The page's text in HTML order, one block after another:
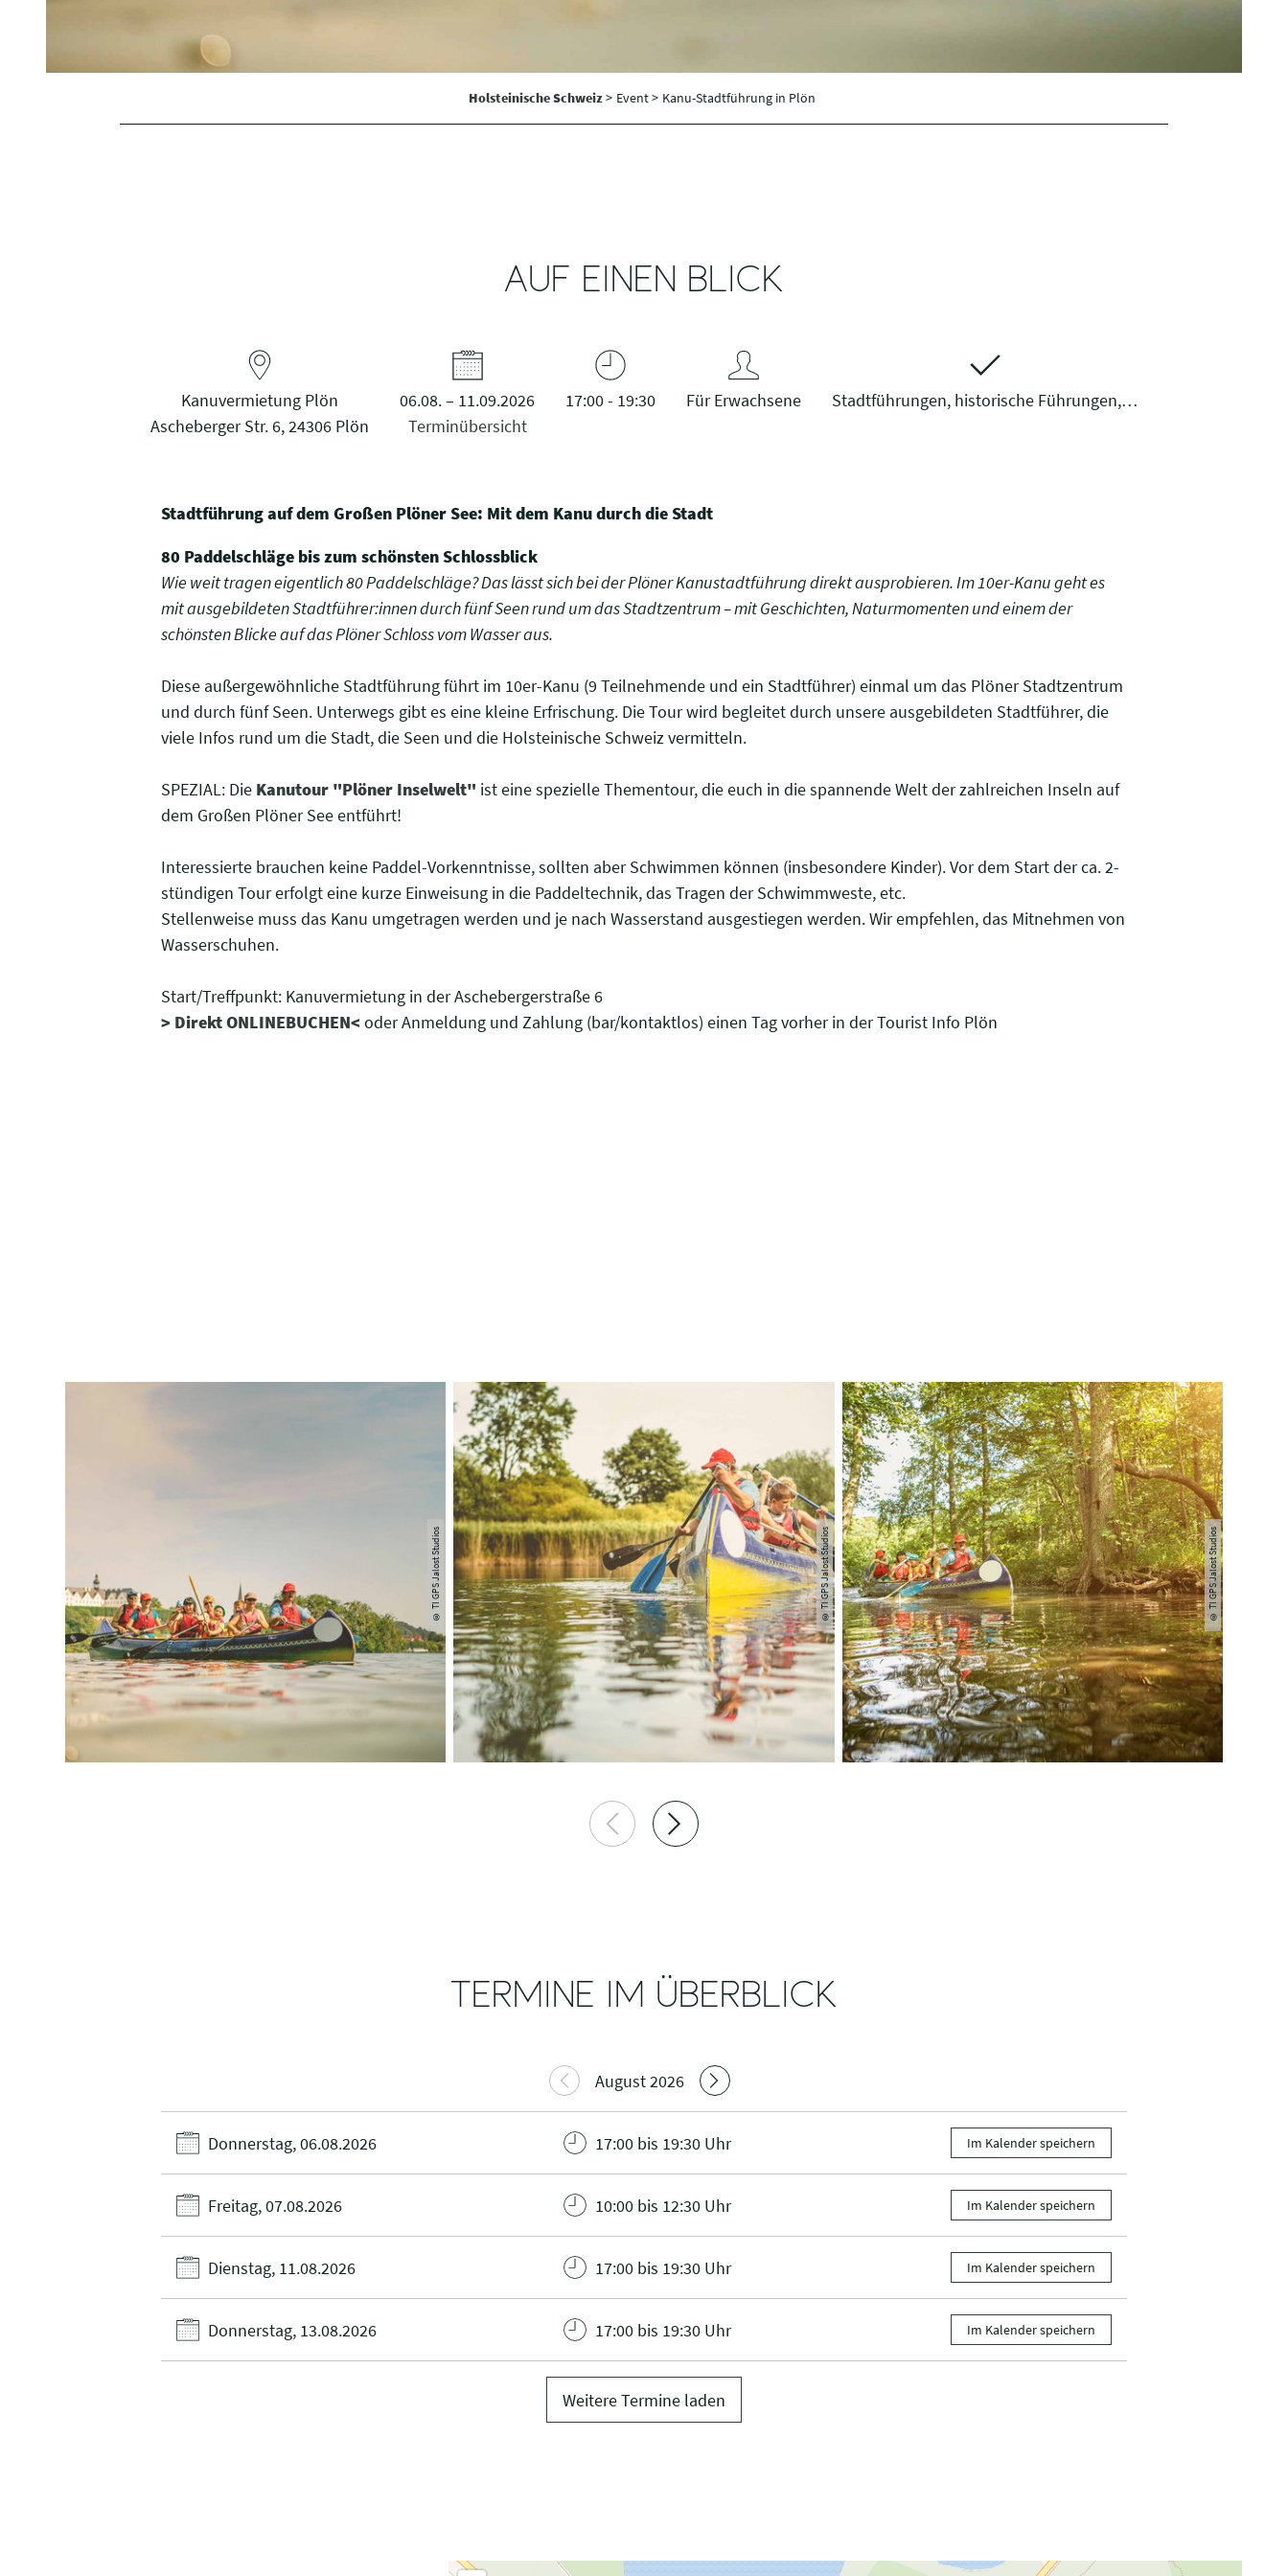
Holsteinische Schweiz> Event > Kanu-Stadtführung in Plön
AUF EINEN BLICK
Kanuvermietung Plön
Ascheberger Str. 6, 24306 Plön
06.08. – 11.09.2026
Terminübersicht
17:00 - 19:30 Für Erwachsene Stadtführungen, historische Führungen,…
Stadtführung auf dem Großen Plöner See: Mit dem Kanu durch die Stadt
80 Paddelschläge bis zum schönsten Schlossblick
Wie weit tragen eigentlich 80 Paddelschläge? Das lässt sich bei der Plöner Kanustadtführung direkt ausprobieren. Im 10er-Kanu geht es
mit ausgebildeten Stadtführer:innen durch fünf Seen rund um das Stadtzentrum – mit Geschichten, Naturmomenten und einem der
schönsten Blicke auf das Plöner Schloss vom Wasser aus.
Diese außergewöhnliche Stadtführung führt im 10er-Kanu (9 Teilnehmende und ein Stadtführer) einmal um das Plöner Stadtzentrum
und durch fünf Seen. Unterwegs gibt es eine kleine Erfrischung. Die Tour wird begleitet durch unsere ausgebildeten Stadtführer, die
viele Infos rund um die Stadt, die Seen und die Holsteinische Schweiz vermitteln.
SPEZIAL: Die Kanutour "Plöner Inselwelt" ist eine spezielle Thementour, die euch in die spannende Welt der zahlreichen Inseln auf
dem Großen Plöner See entführt!
Interessierte brauchen keine Paddel-Vorkenntnisse, sollten aber Schwimmen können (insbesondere Kinder). Vor dem Start der ca. 2-
stündigen Tour erfolgt eine kurze Einweisung in die Paddeltechnik, das Tragen der Schwimmweste, etc.
Stellenweise muss das Kanu umgetragen werden und je nach Wasserstand ausgestiegen werden. Wir empfehlen, das Mitnehmen von
Wasserschuhen.
Start/Treffpunkt: Kanuvermietung in der Aschebergerstraße 6
> Direkt ONLINEBUCHEN< oder Anmeldung und Zahlung (bar/kontaktlos) einen Tag vorher in der Tourist Info Plön
© TI GPS Jalost Studios © TI GPS Jalost Studios © TI GPS Jalost Studios
TERMINE IM ÜBERBLICK
August 2026
Donnerstag, 06.08.2026 17:00 bis 19:30 Uhr Im Kalender speichern
Freitag, 07.08.2026 10:00 bis 12:30 Uhr Im Kalender speichern
Dienstag, 11.08.2026 17:00 bis 19:30 Uhr Im Kalender speichern
Donnerstag, 13.08.2026 17:00 bis 19:30 Uhr Im Kalender speichern
Weitere Termine laden